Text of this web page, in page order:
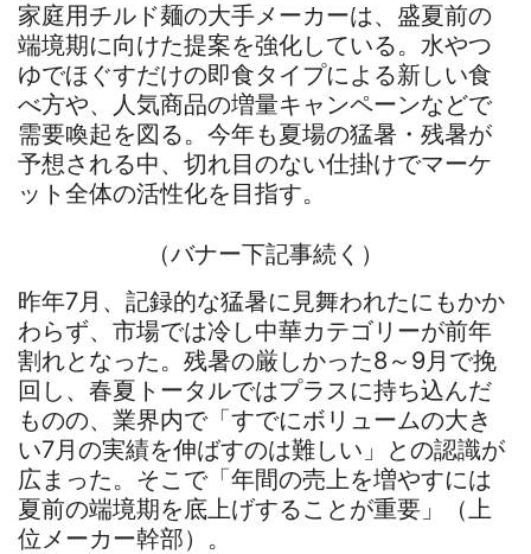
家庭用チルド麺の大手メーカーは、盛夏前の
端境期に向けた提案を強化している。水やつ
ゆでほぐすだけの即食タイプによる新しい食
べ方や、人気商品の増量キャンペーンなどで
需要喚起を図る。今年も夏場の猛暑・残暑が
予想される中、切れ目のない仕掛けでマーケ
ット全体の活性化を目指す。
（バナー下記事続く）
昨年7月、記録的な猛暑に見舞われたにもかか
わらず、市場では冷し中華カテゴリーが前年
割れとなった。残暑の厳しかった8～9月で挽
回し、春夏トータルではプラスに持ち込んだ
ものの、業界内で「すでにボリュームの大き
い7月の実績を伸ばすのは難しい」との認識が
広まった。そこで「年間の売上を増やすには
夏前の端境期を底上げすることが重要」（上
位メーカー幹部）。